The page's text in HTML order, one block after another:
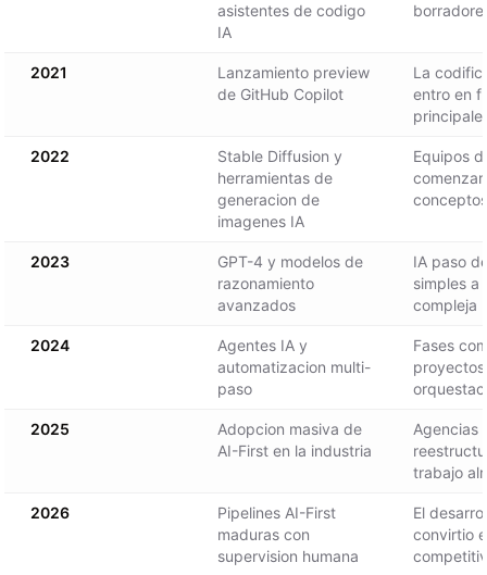
asistentes de codigo
IA
2021
Lanzamiento preview
de GitHub Copilot
La
entro en
2022
Stable Diffusion y
herramientas de
generacion de
imagenes IA
Equipos
2023
GPT-4 y modelos de
razonamiento
avanzados
IA paso
simples a
compleja
2024
Agentes IA y
automatizacion multi-
paso
Fases
2025
Adopcion masiva de
AI-First en la industria
Agencias
trabajo
2026
Pipelines AI-First
maduras con
supervision humana
El
convirtio